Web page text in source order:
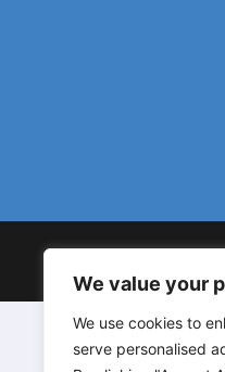
We value your
We use cookies to
serve personalised
Copyright © 2026